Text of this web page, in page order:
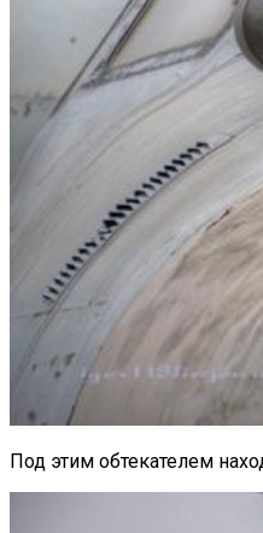
Под этим обтекателем